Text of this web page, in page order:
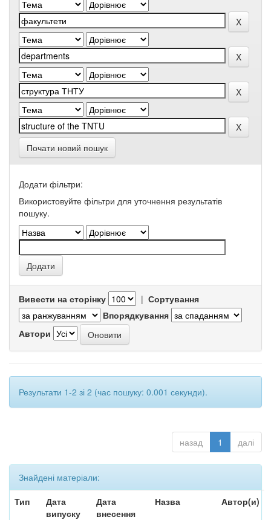
Почати новий пошук
Додати фільтри:
Використовуйте фільтри для уточнення результатів
пошуку.
Вивести на сторінку | Сортування
Впорядкування
Автори
Результати 1-2 зі 2 (час пошуку: 0.001 секунди).
назад 1 далі
Знайдені матеріали:
Тип
Дата
випуску
Дата
внесення
Назва Автор(и)